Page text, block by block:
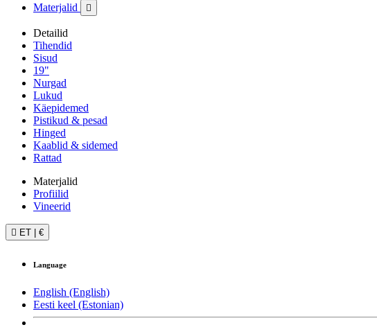
Materjalid 
Detailid
Tihendid
Sisud
19"
Nurgad
Lukud
Käepidemed
Pistikud & pesad
Hinged
Kaablid & sidemed
Rattad
Materjalid
Profiilid
Vineerid
 ET €
Language
English (English)
Eesti keel (Estonian)